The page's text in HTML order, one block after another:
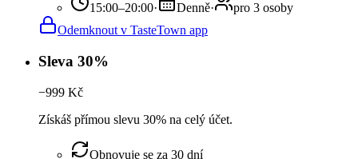
15:00–20:00· Denně·
pro 3 osoby
Odemknout v TasteTown app
Sleva 30%
−999 Kč
Získáš přímou slevu 30% na celý účet.
Obnovuje se za 30 dní